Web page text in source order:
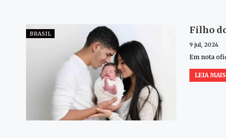
BRASIL Filho
9 jul, 2024
Em nota
LEIA